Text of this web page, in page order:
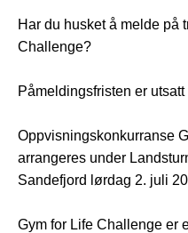
Har du husket å melde på
Challenge?
Påmeldingsfristen er
Oppvisningskonkurranse
arrangeres under
Sandefjord lørdag 2. juli
Gym for Life Challenge er